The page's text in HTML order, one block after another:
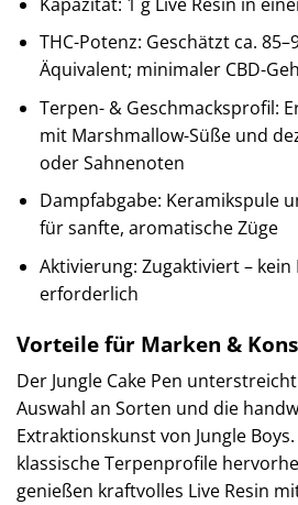
THC-Potenz: Geschätzt ca.
Äquivalent; minimaler CBD-
Terpen- & Geschmacksprofil:
mit Marshmallow-Süße und
oder Sahnenoten
Dampfabgabe: Keramikspule
für sanfte, aromatische Züge
Aktivierung: Zugaktiviert –
erforderlich
Vorteile für Marken &
Der Jungle Cake Pen
Auswahl an Sorten und die
Extraktionskunst von Jungle
klassische Terpenprofile
genießen kraftvolles Live Resin